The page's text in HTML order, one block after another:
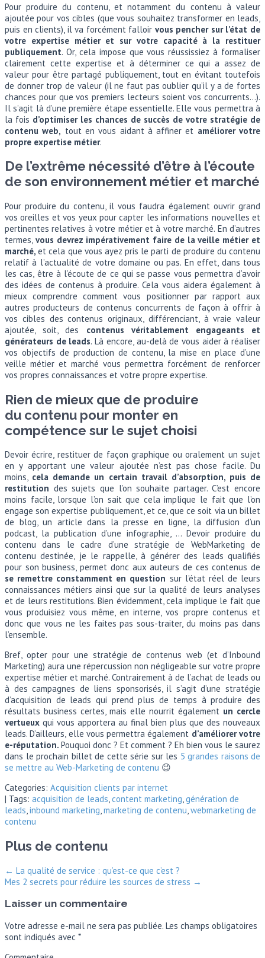
Pour produire du contenu, et notamment du contenu à valeur
ajoutée pour vos cibles (que vous souhaitez transformer en leads,
puis en clients), il va forcément falloir vous pencher sur l’état de
votre expertise métier et sur votre capacité à la restituer
publiquement. Or, cela impose que vous réussissiez à formaliser
clairement cette expertise et à déterminer ce qui a assez de
valeur pour être partagé publiquement, tout en évitant toutefois
de donner trop de valeur (il ne faut pas oublier qu’il y a de fortes
chances pour que vos premiers lecteurs soient vos concurrents…).
Il s’agit là d’une première étape essentielle. Elle vous permettra à
la fois d’optimiser les chances de succès de votre stratégie de
contenu web, tout en vous aidant à affiner et améliorer votre
propre expertise métier.
De l’extrême nécessité d’être à l’écoute
de son environnement métier et marché
Pour produire du contenu, il vous faudra également ouvrir grand
vos oreilles et vos yeux pour capter les informations nouvelles et
pertinentes relatives à votre métier et à votre marché. En d’autres
termes, vous devrez impérativement faire de la veille métier et
marché,et cela que vous ayez pris le parti de produire du contenu
relatif à l’actualité de votre domaine ou pas. En effet, dans tous
les cas, être à l’écoute de ce qui se passe vous permettra d’avoir
des idées de contenus à produire. Cela vous aidera également à
mieux comprendre comment vous positionner par rapport aux
autres producteurs de contenus concurrents de façon à offrir à
vos cibles des contenus originaux, différenciant, à vraie valeur
ajoutée, soit, des contenus véritablement engageants et
générateurs de leads. Là encore, au-delà de vous aider à réaliser
vos objectifs de production de contenu, la mise en place d’une
veille métier et marché vous permettra forcément de renforcer
vos propres connaissances et votre propre expertise.
Rien de mieux que de produire
du contenu pour monter en
compétence sur le sujet choisi
Devoir écrire, restituer de façon graphique ou oralement un sujet
en y apportant une valeur ajoutée n’est pas chose facile. Du
moins, cela demande un certain travail d’absorption, puis de
restitution des sujets que l’on souhaite partager. C’est encore
moins facile, lorsque l’on sait que cela implique le fait que l’on
engage son expertise publiquement, et ce, que ce soit via un billet
de blog, un article dans la presse en ligne, la diffusion d’un
podcast, la publication d’une infographie, … Devoir produire du
contenu dans le cadre d’une stratégie de WebMarketing de
contenu destinée, je le rappelle, à générer des leads qualifiés
pour son business, permet donc aux auteurs de ces contenus de
se remettre constamment en question sur l’état réel de leurs
connaissances métiers ainsi que sur la qualité de leurs analyses
et de leurs restitutions. Bien évidemment, cela implique le fait que
vous produisiez vous même, en interne, vos propre contenus et
donc que vous ne les faites pas sous-traiter, du moins pas dans
l’ensemble.
Bref, opter pour une stratégie de contenus web (et d’Inbound
Marketing) aura une répercussion non négligeable sur votre propre
expertise métier et marché. Contrairement à de l’achat de leads ou
à des campagnes de liens sponsorisés, il s’agit d’une stratégie
d’acquisition de leads qui prend plus de temps à produire des
résultats business certes, mais elle nourrit également un cercle
vertueux qui vous apportera au final bien plus que des nouveaux
leads. D’ailleurs, elle vous permettra également d’améliorer votre
e-réputation. Pouquoi donc ? Et comment ? Eh bien vous le saurez
dans le prochain billet de cette série sur les 5 grandes raisons de
se mettre au Web-Marketing de contenu 😉
Categories: Acquisition clients par internet
| Tags: acquisition de leads,content marketing,génération de
leads,inbound marketing,marketing de contenu,webmarketing de
contenu
Plus de contenu
← La qualité de service : qu’est-ce que c’est ?
Mes 2 secrets pour réduire les sources de stress →
Laisser un commentaire
Votre adresse e-mail ne sera pas publiée. Les champs obligatoires
sont indiqués avec *